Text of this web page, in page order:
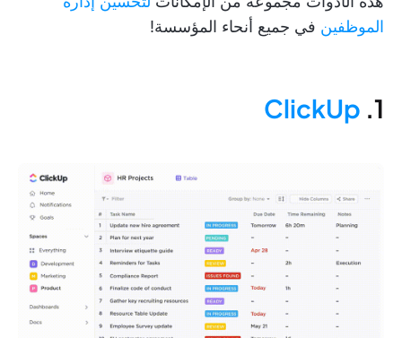
الموظفين في جميع أنحاء المؤسسة!
1.
ClickUp